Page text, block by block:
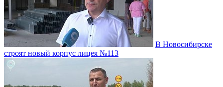
В Новосибирске
строят новый корпус лицея №113